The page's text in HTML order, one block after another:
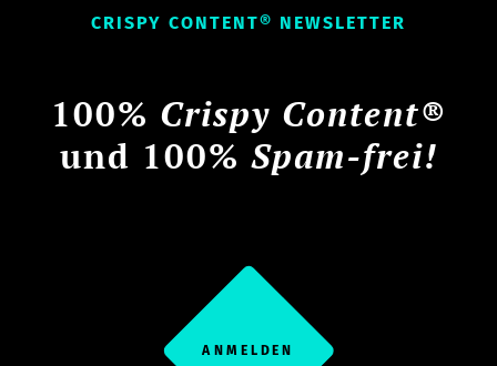
CRISPY CONTENT® NEWSLETTER
100% Crispy Content®
und 100% Spam-frei!
ANMELDEN